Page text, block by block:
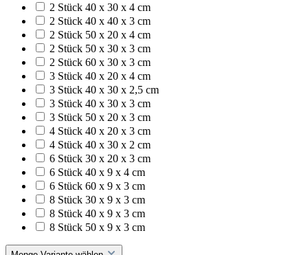
2 Stück 40 x 30 x 4 cm
2 Stück 40 x 40 x 3 cm
2 Stück 50 x 20 x 4 cm
2 Stück 50 x 30 x 3 cm
2 Stück 60 x 30 x 3 cm
3 Stück 40 x 20 x 4 cm
3 Stück 40 x 30 x 2,5 cm
3 Stück 40 x 30 x 3 cm
3 Stück 50 x 20 x 3 cm
4 Stück 40 x 20 x 3 cm
4 Stück 40 x 30 x 2 cm
6 Stück 30 x 20 x 3 cm
6 Stück 40 x 9 x 4 cm
6 Stück 60 x 9 x 3 cm
8 Stück 30 x 9 x 3 cm
8 Stück 40 x 9 x 3 cm
8 Stück 50 x 9 x 3 cm